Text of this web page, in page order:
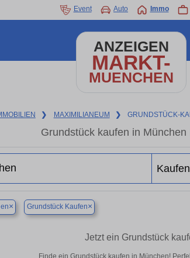
Event Auto Immo
ANZEIGEN
MARKT-
MUENCHEN
❯ MAXIMILIANEUM ❯ GRUNDSTÜCK-
Grundstück kaufen in
× Grundstück Kaufen×
Jetzt ein Grundstück
Finde ein Grundstück kaufen in München!